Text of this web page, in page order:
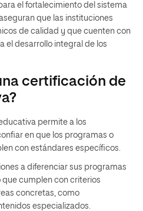
el fortalecimiento del sistema
que las instituciones
de calidad y que cuenten con
el desarrollo integral de los
certificación de
permite a los
en que los programas o
con estándares específicos.
a diferenciar sus programas
cumplen con criterios
concretas, como
especializados.